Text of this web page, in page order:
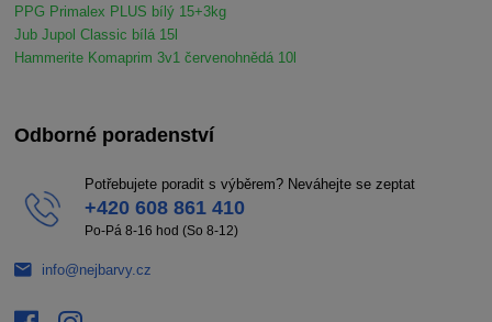
PPG Primalex PLUS bílý 15+3kg
Jub Jupol Classic bílá 15l
Hammerite Komaprim 3v1 červenohnědá 10l
Odborné poradenství
Potřebujete poradit s výběrem? Neváhejte se zeptat
+420 608 861 410
Po-Pá 8-16 hod (So 8-12)
info@nejbarvy.cz